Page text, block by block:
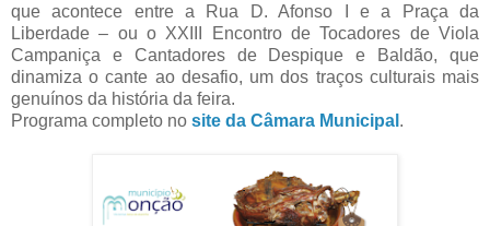
que acontece entre a Rua D. Afonso I e a Praça da
Liberdade – ou o XXIII Encontro de Tocadores de Viola
Campaniça e Cantadores de Despique e Baldão, que
dinamiza o cante ao desafio, um dos traços culturais mais
genuínos da história da feira.
Programa completo no site da Câmara Municipal .